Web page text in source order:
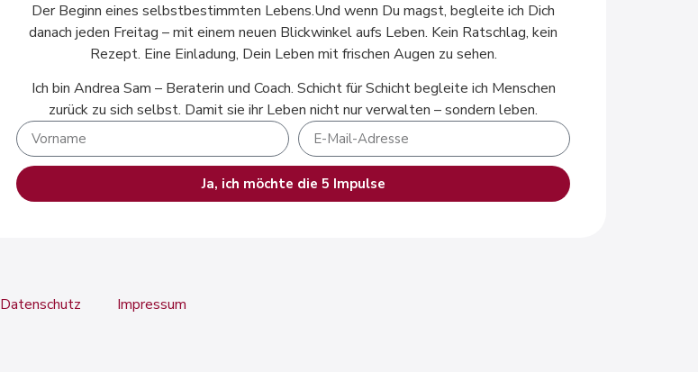
Der Beginn eines selbstbestimmten Lebens.Und wenn Du magst, begleite ich Dich
danach jeden Freitag – mit einem neuen Blickwinkel aufs Leben. Kein Ratschlag, kein
Rezept. Eine Einladung, Dein Leben mit frischen Augen zu sehen.
Ich bin Andrea Sam – Beraterin und Coach. Schicht für Schicht begleite ich Menschen
zurück zu sich selbst. Damit sie ihr Leben nicht nur verwalten – sondern leben.
Ja, ich möchte die 5 Impulse
Datenschutz Impressum